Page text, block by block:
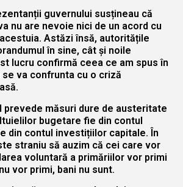
guvernului susțineau că
nu are nevoie nici de un acord cu
Astăzi însă, autoritățile
în sine, cât și noile
lucru confirmă ceea ce am spus în
va confrunta cu o criză
prevede măsuri dure de austeritate
bugetare fie din contul
din contul investițiilor capitale. În
straniu să auzim că cei care vor
voluntară a primăriilor vor primi
vor primi, bani nu sunt.